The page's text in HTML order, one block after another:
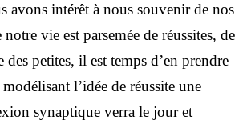
avons intérêt à nous souvenir de nos
vie est parsemée de réussites, de
des petites, il est temps d’en prendre
l’idée de réussite une
synaptique verra le jour et